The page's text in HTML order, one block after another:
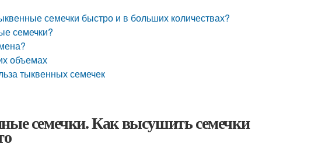
семечки быстро и в больших количествах?
семечки?
объемах
тыквенных семечек
семечки. Как высушить семечки